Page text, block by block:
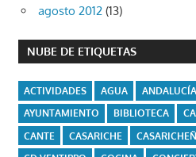
agosto 2012 (13)
NUBE DE ETIQUETAS
ACTIVIDADES AGUA ANDALUCÍA
AYUNTAMIENTO
BIBLIOTECA
CANTE
CASARICHE